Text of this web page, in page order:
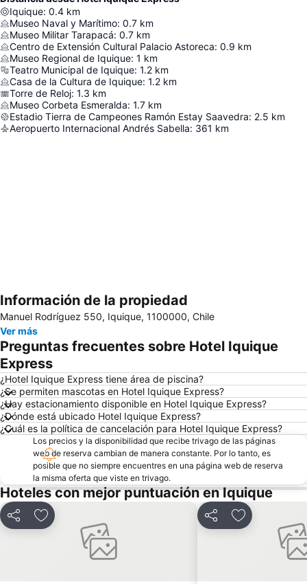
Iquique: 0.4 km
Museo Naval y Marítimo: 0.7 km
Museo Militar Tarapacá: 0.7 km
Centro de Extensión Cultural Palacio Astoreca: 0.9 km
Museo Regional de Iquique: 1 km
Teatro Municipal de Iquique: 1.2 km
Casa de la Cultura de Iquique: 1.2 km
Torre de Reloj: 1.3 km
Museo Corbeta Esmeralda: 1.7 km
Estadio Tierra de Campeones Ramón Estay Saavedra: 2.5 km
Aeropuerto Internacional Andrés Sabella: 361 km
Ampliar mapa
Información de la propiedad
Manuel Rodríguez 550, Iquique, 1100000, Chile
Ver más
Preguntas frecuentes sobre Hotel Iquique
Express
¿Hotel Iquique Express tiene área de piscina?
¿Se permiten mascotas en Hotel Iquique Express?
¿Hay estacionamiento disponible en Hotel Iquique Express?
¿Dónde está ubicado Hotel Iquique Express?
¿Cuál es la política de cancelación para Hotel Iquique Express?
Los precios y la disponibilidad que recibe trivago de las páginas
web de reserva cambian de manera constante. Por lo tanto, es
posible que no siempre encuentres en una página web de reserva
la misma oferta que viste en trivago.
Hoteles con mejor puntuación en Iquique
CompartirAgregar a favoritos CompartirAgregar a